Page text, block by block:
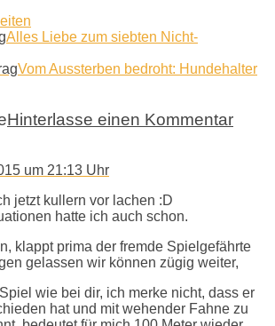
Alles Liebe zum siebten Nicht-
Vom Aussterben bedroht: Hundehalter
Hinterlasse einen Kommentar
um 21:13 Uhr
jetzt kullern vor lachen :D
hatte ich auch schon.
klappt prima der fremde Spielgefährte
gelassen wir können zügig weiter,
wie bei dir, ich merke nicht, dass er
hat und mit wehender Fahne zu